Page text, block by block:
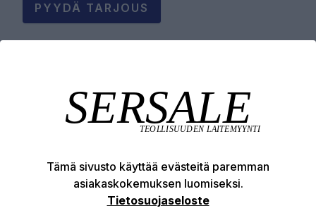
PYYDÄ TARJOUS
Tekniset edut
Tämä sivusto käyttää evästeitä paremman
asiakaskokemuksen luomiseksi.
Tietosuojaseloste